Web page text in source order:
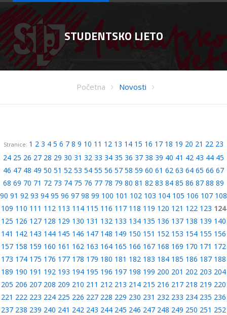
STUDENTSKO LJETO
Početna Novosti
Stranice: 1 2 3 4 5 6 7 8 9 10 11 12 13 14 15 16 17 18 19 20 21 22 23
24 25 26 27 28 29 30 31 32 33 34 35 36 37 38 39 40 41 42 43 44 45
46 47 48 49 50 51 52 53 54 55 56 57 58 59 60 61 62 63 64 65 66 67
68 69 70 71 72 73 74 75 76 77 78 79 80 81 82 83 84 85 86 87 88 89
90 91 92 93 94 95 96 97 98 99 100 101 102 103 104 105 106 107 108
109 110 111 112 113 114 115 116 117 118 119 120 121 122 123 124
125 126 127 128 129 130 131 132 133 134 135 136 137 138 139 140
141 142 143 144 145 146 147 148 149 150 151 152 153 154 155 156
157 158 159 160 161 162 163 164 165 166 167 168 169 170 171 172
173 174 175 176 177 178 179 180 181 182 183 184 185 186 187 188
189 190 191 192 193 194 195 196 197 198 199 200 201 202 203 204
205 206 207 208 209 210 211 212 213 214 215 216 217 218 219 220
221 222 223 224 225 226 227 228 229 230 231 232 233 234 235 236
237 238 239 240 241 242 243 244 245 246 247 248 249 250 251 252